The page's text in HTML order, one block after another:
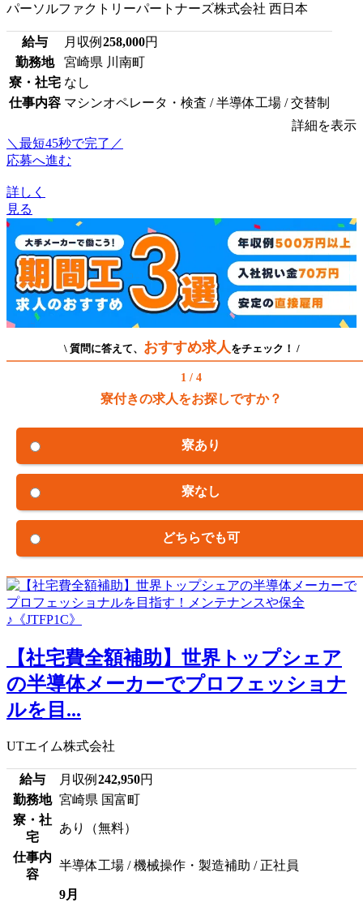
パーソルファクトリーパートナーズ株式会社 西日本
給与 月収例 258,000円
勤務地
宮崎県 川南町
寮・社宅 なし
仕事内容 マシンオペレータ・検査 / 半導体工場 / 交替制
詳細を表示
＼最短45秒で完了／
応募へ進む
詳しく
見る
\ 質問に答えて、 おすすめ求人 をチェック！ /
1 / 4
寮付きの求人をお探しですか？
寮あり
寮なし
どちらでも可
【社宅費全額補助】世界トップシェア
の半導体メーカーでプロフェッショナ
ルを目...
UTエイム株式会社
給与 月収例 242,950円
勤務地 宮崎県 国富町
寮・社
宅
あり（無料）
仕事内
容
半導体工場 / 機械操作・製造補助 / 正社員
9月